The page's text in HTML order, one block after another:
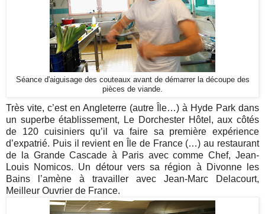
Séance d'aiguisage des couteaux avant de démarrer la découpe des
pièces de viande.
Très vite, c’est en Angleterre (autre Île…) à Hyde Park dans
un superbe établissement, Le Dorchester Hôtel, aux côtés
de 120 cuisiniers qu’il va faire sa première expérience
d’expatrié. Puis il revient en Île de France (…) au restaurant
de la Grande Cascade à Paris avec comme Chef, Jean-
Louis Nomicos. Un détour vers sa région à Divonne les
Bains l’amène à travailler avec Jean-Marc Delacourt,
Meilleur Ouvrier de France.